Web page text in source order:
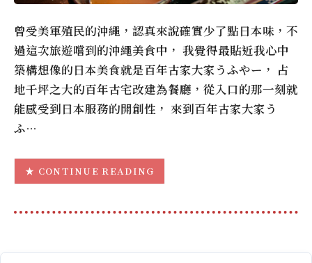
曾受美軍殖民的沖繩，認真來說確實少了點日本味，不
過這次旅遊嚐到的沖繩美食中， 我覺得最貼近我心中
築構想像的日本美食就是百年古家大家うふやー， 占
地千坪之大的百年古宅改建為餐廳，從入口的那一刻就
能感受到日本服務的開創性， 來到百年古家大家う
ふ…
CONTINUE READING